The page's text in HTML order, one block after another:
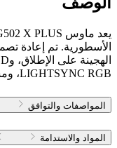
LIGHTSYNC RGB، ومستشعر HERO 25K، والمزيد.
المواصفات والتوافق
المواد والاستدامة